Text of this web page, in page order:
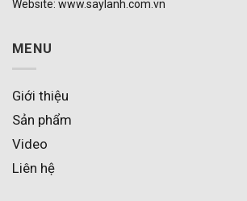
Website: www.saylanh.com.vn
MENU
Giới thiệu
Sản phẩm
Video
Liên hệ